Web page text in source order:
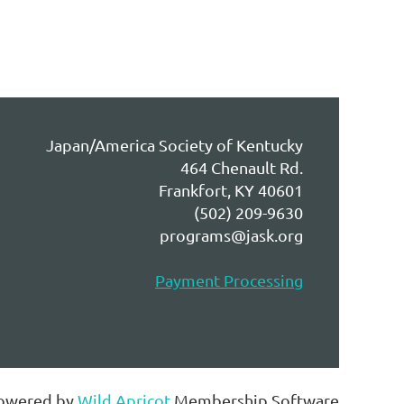
Japan/America Society of Kentucky
464 Chenault Rd.
Frankfort, KY 40601
(502) 209-9630
programs@jask.org
Payment Processing
byWild Apricot Membership Software